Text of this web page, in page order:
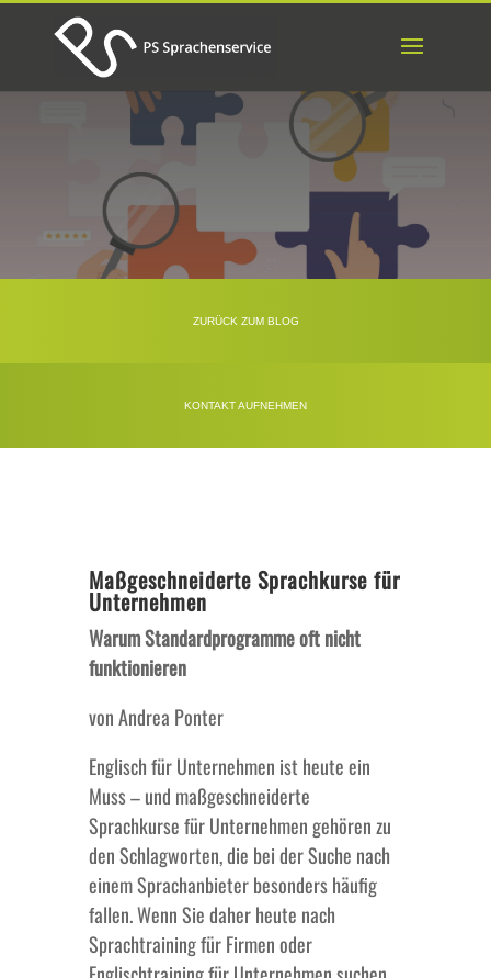
ZURÜCK ZUM BLOG
KONTAKT AUFNEHMEN
Maßgeschneiderte Sprachkurse für
Unternehmen
Warum Standardprogramme oft nicht
funktionieren
von Andrea Ponter
Englisch für Unternehmen ist heute ein
Muss – und maßgeschneiderte
Sprachkurse für Unternehmen gehören zu
den Schlagworten, die bei der Suche nach
einem Sprachanbieter besonders häufig
fallen. Wenn Sie daher heute nach
Sprachtraining für Firmen oder